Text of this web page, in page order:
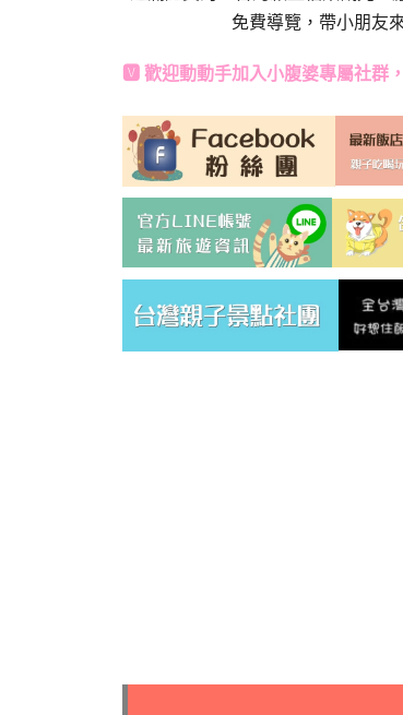
免費導覽，帶小朋友
🆅 歡迎動動手加入小腹婆專屬社群